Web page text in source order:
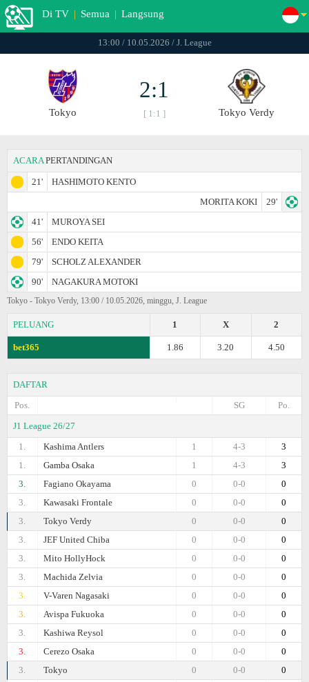
Di TV | Semua | Langsung
13:00 / 10.05.2026 / J. League
Tokyo
2:1
[ 1:1 ] Tokyo Verdy
ACARA PERTANDINGAN
21'
HASHIMOTO KENTO
MORITA KOKI
29'
41'
MUROYA SEI
56'
ENDO KEITA
79'
SCHOLZ ALEXANDER
90'
NAGAKURA MOTOKI
Tokyo - Tokyo Verdy, 13:00 / 10.05.2026, minggu, J. League
PELUANG 2
X
1
bet365 4.50
3.20
1.86
DAFTAR
Pos.
Po.
SG
J1 League 26/27
1.
Kashima Antlers 3
4-3
1
1.
Gamba Osaka 3
4-3
1
3.
Fagiano Okayama 0
0-0
0
3.
Kawasaki Frontale 0
0-0
0
3.
Tokyo Verdy 0
0-0
0
3.
JEF United Chiba 0
0-0
0
3.
Mito HollyHock 0
0-0
0
3.
Machida Zelvia 0
0-0
0
3.
V-Varen Nagasaki 0
0-0
0
3.
Avispa Fukuoka 0
0-0
0
3.
Kashiwa Reysol 0
0-0
0
3.
Cerezo Osaka 0
0-0
0
3.
Tokyo 0
0-0
0